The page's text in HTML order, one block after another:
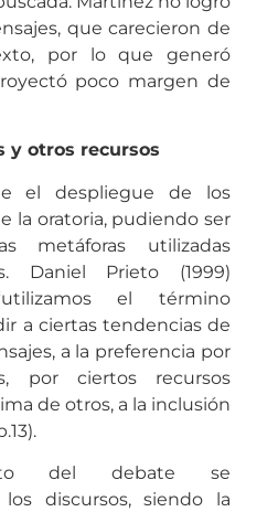
que carecieron de
por lo que generó
poco margen de
y otros recursos
el despliegue de los
la oratoria, pudiendo ser
metáforas utilizadas
Daniel Prieto (1999)
el término
a ciertas tendencias de
a la preferencia por
por ciertos recursos
de otros, a la inclusión
del debate se
los discursos, siendo la